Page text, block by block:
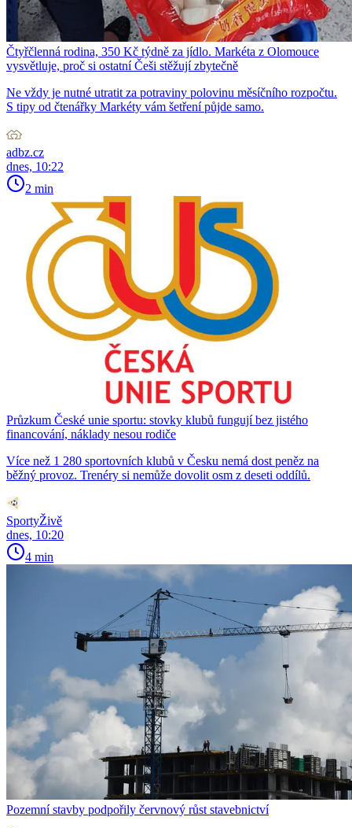
Čtyřčlenná rodina, 350 Kč týdně za jídlo. Markéta z Olomouce
vysvětluje, proč si ostatní Češi stěžují zbytečně
Ne vždy je nutné utratit za potraviny polovinu měsíčního rozpočtu.
S tipy od čtenářky Markéty vám šetření půjde samo.
adbz.cz
dnes, 10:22
2 min
Průzkum České unie sportu: stovky klubů fungují bez jistého
financování, náklady nesou rodiče
Více než 1 280 sportovních klubů v Česku nemá dost peněz na
běžný provoz. Trenéry si nemůže dovolit osm z deseti oddílů.
SportyŽivě
dnes, 10:20
4 min
Pozemní stavby podpořily červnový růst stavebnictví